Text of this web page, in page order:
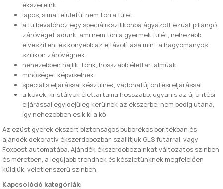
ékszereink
lapos, sima felületű, nem töri a fület
a fülbevalóhoz egy speciális szilikonba ágyazott ezüst pillangó
záróvéget adunk, ami nem töri a gyermek fülét, nehezebb
elveszíteni és könyebb az eltávolítása mint a hagyományos
szilikon záróvégnek
nehezebben hajlik, törik, hosszabb élettartalmúak
minőséget képviselnek
speciális eljárással készülnek, vadonatúj öntési eljárással
a kövek, kristályok élettartama hosszabb, ugyanis az új öntési
eljárással egyidejűleg kerülnek az ékszerbe, nem pedig utána,
így nehezebben esik ki a kő
Az ezüst gyerek ékszert biztonságos buborékos borítékban és
ajándék dekoratív ékszerdobozban szállítjuk GLS futárral, vagy
Foxpost automatába. Ajándék ékszerdobozainkat változatos színben
és méretben, a legújabb trendnek és készletünknek megfelelően
küldjük, véletlenszerű színben.
Kapcsolódó kategóriák: